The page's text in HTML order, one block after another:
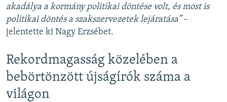
akadálya a kormány politikai döntése volt, és most is
politikai döntés a szakszervezetek lejáratása”–
jelentette ki Nagy Erzsébet.
Rekordmagasság közelében a
bebörtönzött újságírók száma a
világon